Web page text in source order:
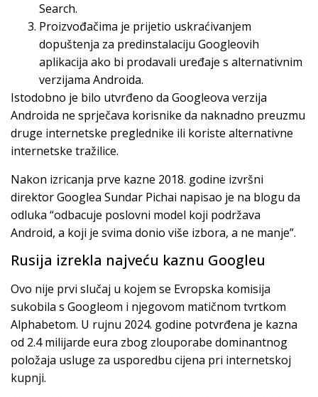
Search.
Proizvođačima je prijetio uskraćivanjem
dopuštenja za predinstalaciju Googleovih
aplikacija ako bi prodavali uređaje s alternativnim
verzijama Androida.
Istodobno je bilo utvrđeno da Googleova verzija
Androida ne sprječava korisnike da naknadno preuzmu
druge internetske preglednike ili koriste alternativne
internetske tražilice.
Nakon izricanja prve kazne 2018. godine izvršni
direktor Googlea Sundar Pichai napisao je na blogu da
odluka “odbacuje poslovni model koji podržava
Android, a koji je svima donio više izbora, a ne manje”.
Rusija izrekla najveću kaznu Googleu
Ovo nije prvi slučaj u kojem se Evropska komisija
sukobila s Googleom i njegovom matičnom tvrtkom
Alphabetom. U rujnu 2024. godine potvrđena je kazna
od 2.4 milijarde eura zbog zlouporabe dominantnog
položaja usluge za usporedbu cijena pri internetskoj
kupnji.